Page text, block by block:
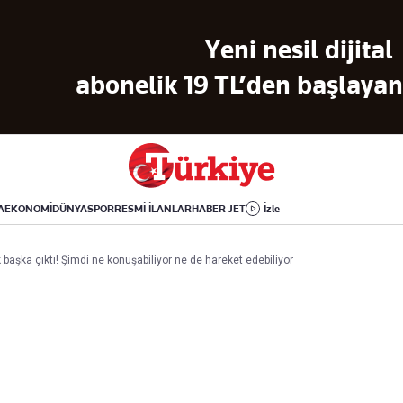
Yeni nesil dijital
abonelik 19 TL’den
EKONOMİDÜNYASPORRESMİ İLANLARHABER JET İzle
İsrail-Gazze
Yemek
Aktüel
Sinema
Kitap
başka çıktı! Şimdi ne konuşabiliyor ne de hareket edebiliyor